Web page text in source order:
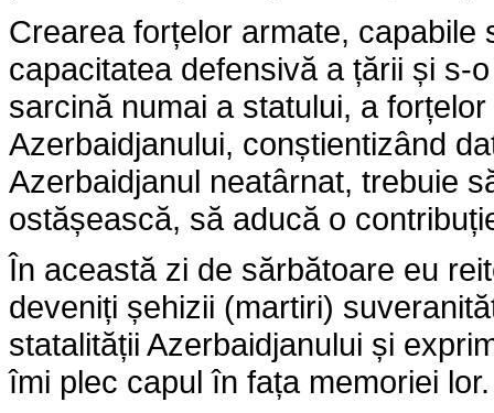
Crearea forțelor armate,
capacitatea defensivă a țării și s-
sarcină numai a statului, a
Azerbaidjanului, conștientizând
Azerbaidjanul neatârnat, trebuie
ostășească, să aducă o
În această zi de sărbătoare eu
deveniți șehizii (martiri)
statalității Azerbaidjanului și
îmi plec capul în fața memoriei lor.